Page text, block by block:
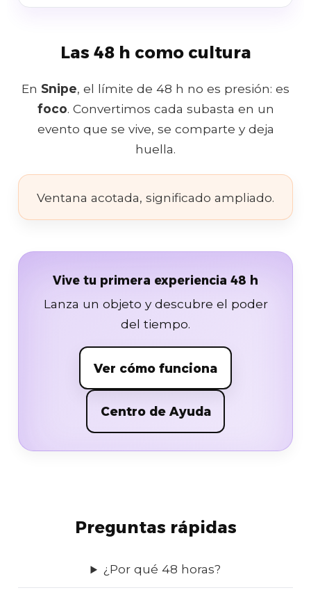
Las 48 h como cultura
En Snipe, el límite de 48 h no es presión: es
foco. Convertimos cada subasta en un
evento que se vive, se comparte y deja
huella.
Ventana acotada, significado ampliado.
Vive tu primera experiencia 48 h
Lanza un objeto y descubre el poder
del tiempo.
Ver cómo funciona
Centro de Ayuda
Preguntas rápidas
¿Por qué 48 horas?